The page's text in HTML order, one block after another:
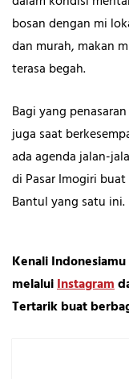
bosan dengan mi
dan murah, makan
terasa begah.
Bagi yang
juga saat
ada agenda jalan-
di Pasar Imogiri
Bantul yang satu ini.
Kenali
melaluiInstagram
Tertarik buat